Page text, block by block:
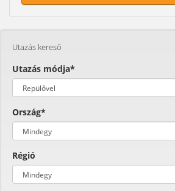
Utazás kereső
Utazás módja*
Ország*
Régió